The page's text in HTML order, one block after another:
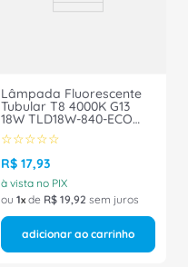
Lâmpada Fluorescente
Tubular T8 4000K G13
18W TLD18W-840-ECO
Philips
☆☆☆☆☆
R$ 17,93
à vista no PIX
ou 1 de R$ 19,92 sem juros
adicionar ao carrinho